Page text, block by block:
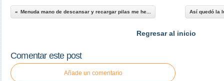
Menuda mano de descansar y recargar pilas me he... Así quedó la
Regresar al inicio
Comentar este post
Añade un comentario